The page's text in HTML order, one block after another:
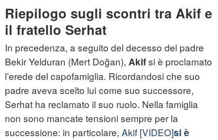
Riepilogo sugli scontri tra Akif e
il fratello Serhat
In precedenza, a seguito del decesso del padre
Bekir Yelduran (Mert Doğan), Akifsi è proclamato
l’erede del capofamiglia. Ricordandosi che suo
padre aveva scelto lui come suo successore,
Serhat ha reclamato il suo ruolo. Nella famiglia
non sono mancate tensioni sempre per la
successione: in particolare, Akif [VIDEO]si è